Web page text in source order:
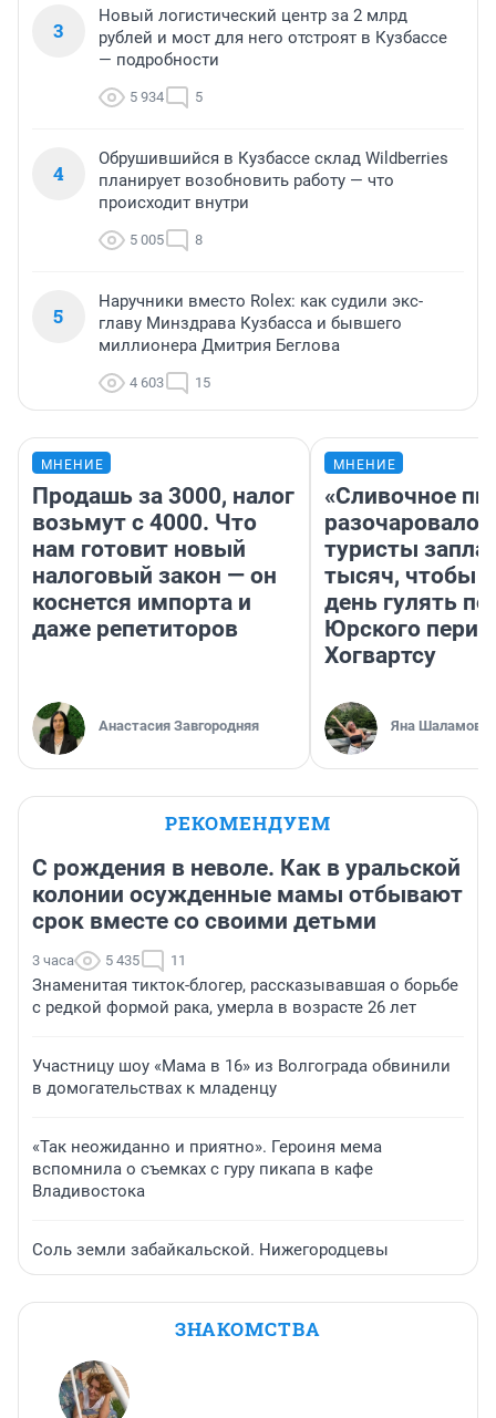
3
Новый логистический центр за 2 млрд
рублей и мост для него отстроят в Кузбассе
— подробности
5 934 5
4
Обрушившийся в Кузбассе склад Wildberries
планирует возобновить работу — что
происходит внутри
5 005 8
5
Наручники вместо Rolex: как судили экс-
главу Минздрава Кузбасса и бывшего
миллионера Дмитрия Беглова
4 603 15
МНЕНИЕ
Продашь за 3000, налог
возьмут с 4000. Что
нам готовит новый
налоговый закон — он
коснется импорта и
даже репетиторов
Анастасия Завгородняя
МНЕНИЕ
«Сливочное
разочаровало»:
туристы
тысяч, чтобы
день гулять по
Юрского
Хогвартсу
Яна Шаламова
РЕКОМЕНДУЕМ
С рождения в неволе. Как в уральской
колонии осужденные мамы отбывают
срок вместе со своими детьми
3 часа 5 435 11
Знаменитая тикток-блогер, рассказывавшая о борьбе
с редкой формой рака, умерла в возрасте 26 лет
Участницу шоу «Мама в 16» из Волгограда обвинили
в домогательствах к младенцу
«Так неожиданно и приятно». Героиня мема
вспомнила о съемках с гуру пикапа в кафе
Владивостока
Соль земли забайкальской. Нижегородцевы
ЗНАКОМСТВА